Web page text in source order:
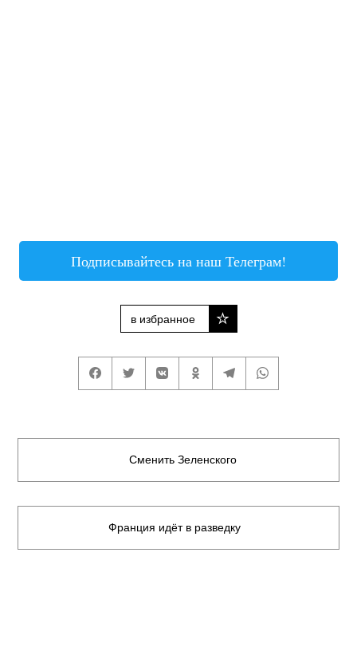
Подписывайтесь на наш Телеграм!
в избранное
Сменить Зеленского
Франция идёт в разведку